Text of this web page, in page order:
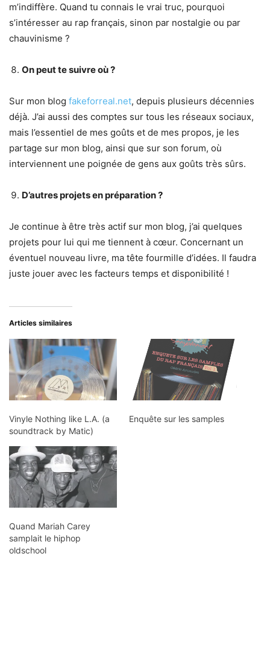
m’indiffère. Quand tu connais le vrai truc, pourquoi
s’intéresser au rap français, sinon par nostalgie ou par
chauvinisme ?
On peut te suivre où ?
Sur mon blog fakeforreal.net, depuis plusieurs décennies
déjà. J’ai aussi des comptes sur tous les réseaux sociaux,
mais l’essentiel de mes goûts et de mes propos, je les
partage sur mon blog, ainsi que sur son forum, où
interviennent une poignée de gens aux goûts très sûrs.
D’autres projets en préparation ?
Je continue à être très actif sur mon blog, j’ai quelques
projets pour lui qui me tiennent à cœur. Concernant un
éventuel nouveau livre, ma tête fourmille d’idées. Il faudra
juste jouer avec les facteurs temps et disponibilité !
Articles similaires
Vinyle Nothing like L.A. (a
soundtrack by Matic)
Enquête sur les samples
Quand Mariah Carey
samplait le hiphop
oldschool